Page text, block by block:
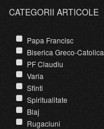
CATEGORII ARTICOLE
Papa Francisc
Biserica Greco-Catolica
PF Claudiu
Varia
Sfinti
Spiritualitate
Blaj
Rugaciuni